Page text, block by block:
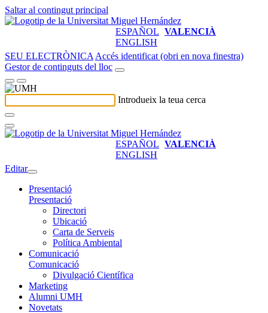
Saltar al contingut principal
ESPAÑOL VALENCIÀ
ENGLISH
SEU ELECTRÒNICA Accés identificat (obri en nova finestra)
Gestor de continguts del lloc
Introdueix la teua cerca
ESPAÑOL VALENCIÀ
ENGLISH
Editar
Presentació
Presentació
Directori
Ubicació
Carta de Serveis
Política Ambiental
Comunicació
Comunicació
Divulgació Científica
Marketing
Alumni UMH
Novetats